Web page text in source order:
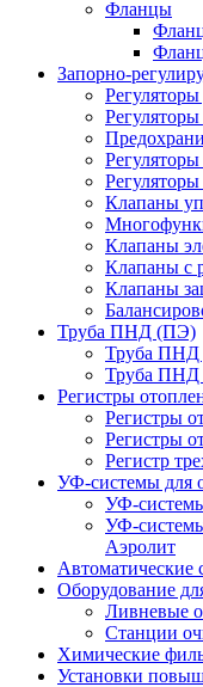
Фланцы
Запорно-
Клапаны
Клапаны
Клапаны с
Клапаны
Труба ПНД (ПЭ)
Труба ПНД
Труба ПНД
Регистры
Регистры
Регистры
Регистр
УФ-системы для
УФ-
УФ-системы
Аэролит
Автоматические
Оборудование
Ливневые
Станции
Химические
Установки